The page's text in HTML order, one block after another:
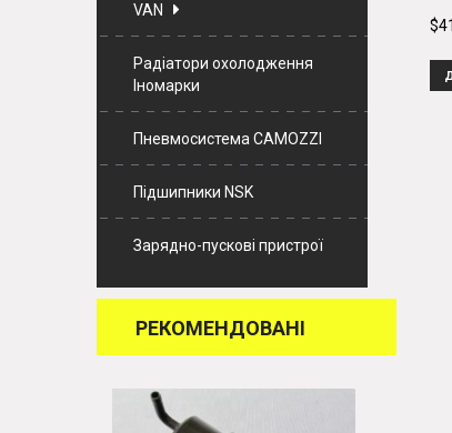
VAN
Радіатори охолодження
Іномарки
Пневмосистема CAMOZZI
Підшипники NSK
Зарядно-пускові пристрої
РЕКОМЕНДОВАНІ